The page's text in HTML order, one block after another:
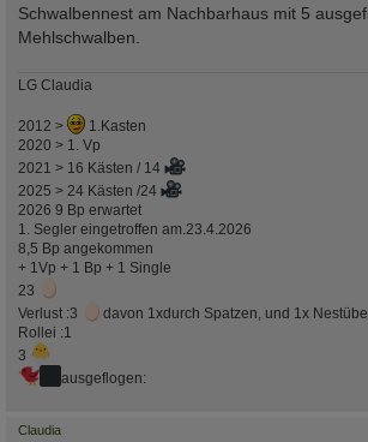
Schwalbennest am Nachbarhaus mit 5
Mehlschwalben.
LG Claudia
2012 >
1.Kasten
2020 > 1. Vp
2021 > 16 Kästen / 14
2025 > 24 Kästen /24
2026 9 Bp erwartet
1. Segler eingetroffen am.23.4.2026
8,5 Bp angekommen
+ 1Vp + 1 Bp + 1 Single
23
Verlust :3
davon 1xdurch Spatzen, und 1x
Rollei :1
3
ausgeflogen:
Claudia